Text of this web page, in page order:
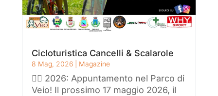
Cicloturistica Cancelli & Scalarole
8 Mag, 2026| Magazine
🚴‍♂️ 2026: Appuntamento nel Parco di
Veio! Il prossimo 17 maggio 2026, il